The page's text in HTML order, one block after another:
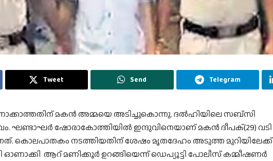
Tweet Send Telegram
മകന്‍ അമ്മയെ അടിച്ചുകൊന്നു. ദല്‍ഹിയിലെ സബ്‌സി
ഘണ്ടാഘര്‍ ഷോരാകോത്തിയില്‍ ഇന്ദുവിനെയാണ് മകന്‍ ദീപക്(29) വടി
കൊലപാതകം നടത്തിയതിന് ശേഷം മൃതദേഹം അടുത്ത മുറിയിലേക്ക്
ഓണാക്കി ആറ് മണിക്കൂര്‍ ഉറങ്ങിയെന്ന് ഡെപ്യൂട്ടി പോലീസ് കമ്മീഷണര്‍